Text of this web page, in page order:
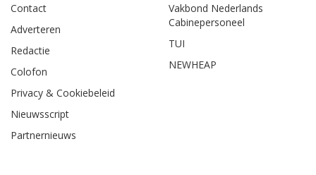
Contact
Adverteren
Redactie
Colofon
Privacy & Cookiebeleid
Nieuwsscript
Partnernieuws
Vakbond Nederlands
Cabinepersoneel
TUI
NEWHEAP